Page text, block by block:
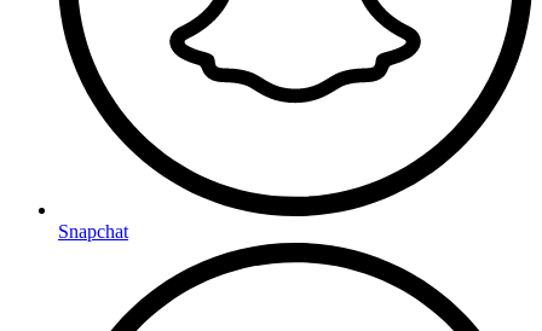
Snapchat